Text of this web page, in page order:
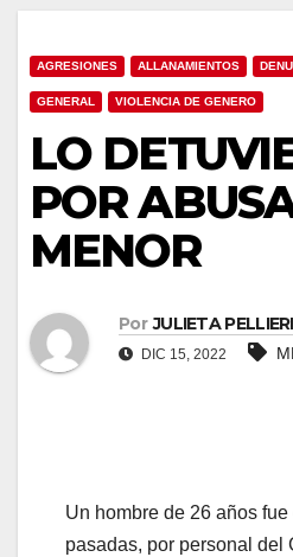
AGRESIONES ALLANAMIENTOS
GENERAL VIOLENCIA DE GENERO
LO
POR
MENOR
Por JULIETA PELLIERI
DIC 15, 2022
Un hombre de 26 años
pasadas, por personal del